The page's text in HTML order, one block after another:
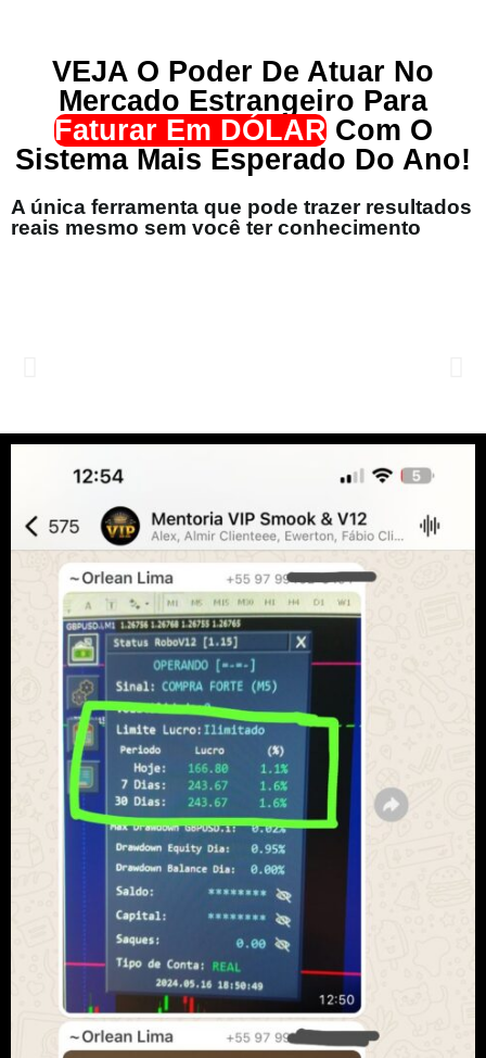
VEJA O Poder De Atuar No
Mercado Estrangeiro Para
Faturar Em DÓLARCom O
Sistema Mais Esperado Do Ano!
A única ferramenta que pode trazer resultados
reais mesmo sem você ter conhecimento